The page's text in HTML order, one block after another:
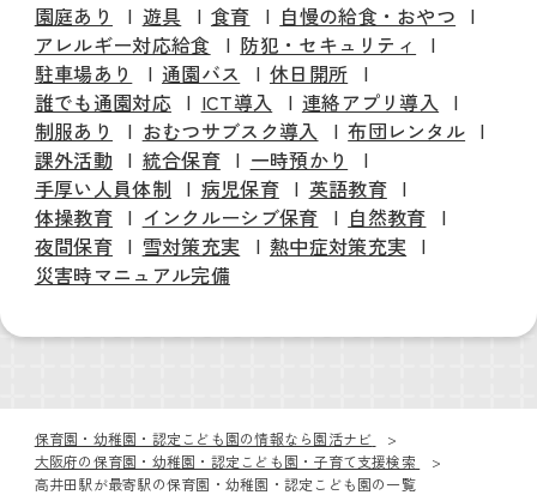
園庭あり 遊具 食育
自慢の給食・おやつ
アレルギー対応給食
防犯・セキュリティ
駐車場あり
通園バス
休日開所
誰でも通園対応
ICT導入
連絡アプリ導入
制服あり
おむつサブスク導入
布団レンタル
課外活動
統合保育
一時預かり
手厚い人員体制
病児保育
英語教育
体操教育
インクルーシブ保育
自然教育
夜間保育
雪対策充実
熱中症対策充実
災害時マニュアル完備
保育園・幼稚園・認定こども園の情報なら園活ナビ
大阪府の保育園・幼稚園・認定こども園・子育て支援検索
高井田駅が最寄駅の保育園・幼稚園・認定こども園の一覧